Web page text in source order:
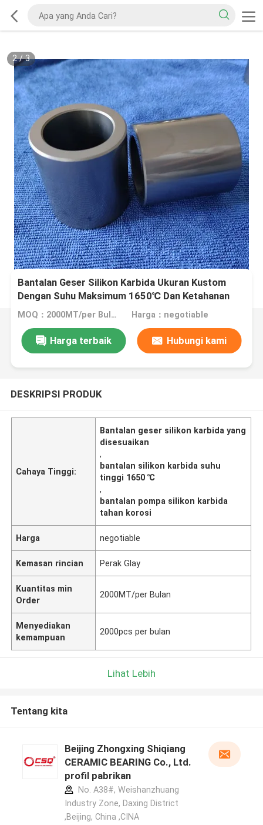
2/3
Bantalan Geser Silikon Karbida Ukuran Kustom
Dengan Suhu Maksimum 1650℃ Dan Ketahanan
Korosi Untuk PompaMOQ：2000MT/per Bulan Harga：negotiable
Harga terbaik Hubungi kami
DESKRIPSI PRODUK
Cahaya Tinggi:
Bantalan geser silikon karbida yang
disesuaikan
,
bantalan silikon karbida suhu
tinggi 1650 ℃
,
bantalan pompa silikon karbida
tahan korosi
Harga negotiable
Kemasan rincian Perak Glay
Kuantitas min
Order
2000MT/per Bulan
Menyediakan
kemampuan
2000pcs per bulan
Lihat Lebih
Tentang kita
Beijing Zhongxing Shiqiang
CERAMIC BEARING Co., Ltd.
profil pabrikan
No. A38#, Weishanzhuang
Industry Zone, Daxing District
,Beijing, China ,CINA